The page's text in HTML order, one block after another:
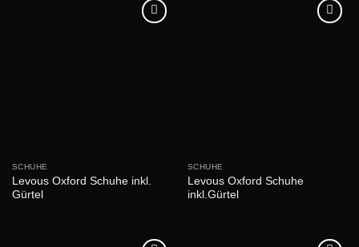
SCHUHE
Levous Oxford Schuhe inkl.
Gürtel
SCHUHE
Levous Oxford Schuhe
inkl.Gürtel